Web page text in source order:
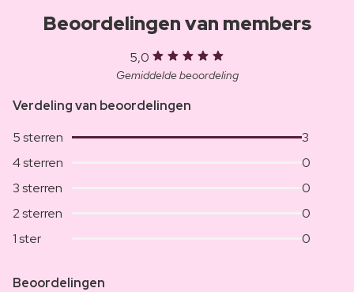
Beoordelingen van members
5,0
Gemiddelde beoordeling
Verdeling van beoordelingen
5 sterren
3
4 sterren
0
3 sterren
0
2 sterren
0
1 ster
0
Beoordelingen